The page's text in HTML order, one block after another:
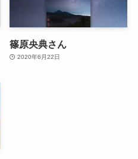
篠原央典さん
2020年6月22日